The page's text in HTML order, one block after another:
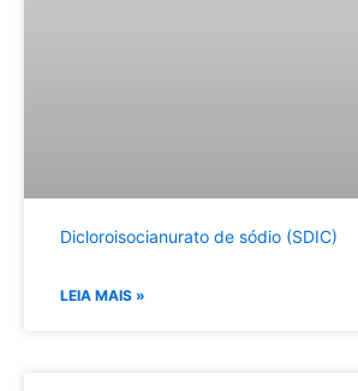
Dicloroisocianurato de sódio (SDIC)
LEIA MAIS »